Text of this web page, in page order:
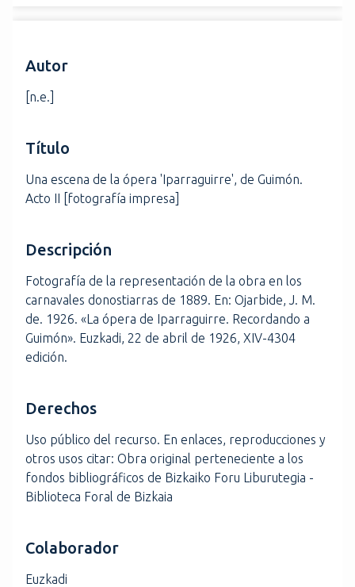
Autor
[n.e.]
Título
Una escena de la ópera 'Iparraguirre', de Guimón.
Acto II [fotografía impresa]
Descripción
Fotografía de la representación de la obra en los
carnavales donostiarras de 1889. En: Ojarbide, J. M.
de. 1926. «La ópera de Iparraguirre. Recordando a
Guimón». Euzkadi, 22 de abril de 1926, XIV-4304
edición.
Derechos
Uso público del recurso. En enlaces, reproducciones y
otros usos citar: Obra original perteneciente a los
fondos bibliográficos de Bizkaiko Foru Liburutegia -
Biblioteca Foral de Bizkaia
Colaborador
Euzkadi